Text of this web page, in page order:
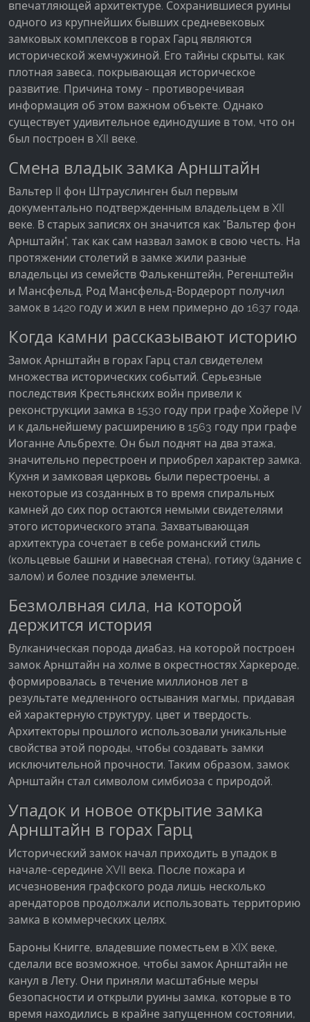
впечатляющей архитектуре. Сохранившиеся руины
одного из крупнейших бывших средневековых
замковых комплексов в горах Гарц являются
исторической жемчужиной. Его тайны скрыты, как
плотная завеса, покрывающая историческое
развитие. Причина тому - противоречивая
информация об этом важном объекте. Однако
существует удивительное единодушие в том, что он
был построен в XII веке.
Смена владык замка Арнштайн
Вальтер II фон Штрауслинген был первым
документально подтвержденным владельцем в XII
веке. В старых записях он значится как "Вальтер фон
Арнштайн", так как сам назвал замок в свою честь. На
протяжении столетий в замке жили разные
владельцы из семейств Фалькенштейн, Регенштейн
и Мансфельд. Род Мансфельд-Вордерорт получил
замок в 1420 году и жил в нем примерно до 1637 года.
Когда камни рассказывают историю
Замок Арнштайн в горах Гарц стал свидетелем
множества исторических событий. Серьезные
последствия Крестьянских войн привели к
реконструкции замка в 1530 году при графе Хойере IV
и к дальнейшему расширению в 1563 году при графе
Иоганне Альбрехте. Он был поднят на два этажа,
значительно перестроен и приобрел характер замка.
Кухня и замковая церковь были перестроены, а
некоторые из созданных в то время спиральных
камней до сих пор остаются немыми свидетелями
этого исторического этапа. Захватывающая
архитектура сочетает в себе романский стиль
(кольцевые башни и навесная стена), готику (здание с
залом) и более поздние элементы.
Безмолвная сила, на которой
держится история
Вулканическая порода диабаз, на которой построен
замок Арнштайн на холме в окрестностях Харкероде,
формировалась в течение миллионов лет в
результате медленного остывания магмы, придавая
ей характерную структуру, цвет и твердость.
Архитекторы прошлого использовали уникальные
свойства этой породы, чтобы создавать замки
исключительной прочности. Таким образом, замок
Арнштайн стал символом симбиоза с природой.
Упадок и новое открытие замка
Арнштайн в горах Гарц
Исторический замок начал приходить в упадок в
начале-середине XVII века. После пожара и
исчезновения графского рода лишь несколько
арендаторов продолжали использовать территорию
замка в коммерческих целях.
Бароны Книгге, владевшие поместьем в XIX веке,
сделали все возможное, чтобы замок Арнштайн не
канул в Лету. Они приняли масштабные меры
безопасности и открыли руины замка, которые в то
время находились в крайне запущенном состоянии,
Facebook Pixel
Name:
_fbp, fr, _fbq, fbq
Facebook Ireland Ltd.
Purpose:
Измерение рекламы и маркетинг
Cookie duration:
3 месяца - 1 год
СТАТИСТИКА
Статистические Cookies собирают информацию
анонимно. Эта информация помогает нам
понять, как наши посетители используют наш
сайт.
Google Analytics
Name:
_ga, _gid, _gac_gb_
Provider:
Google LLC
Purpose:
Сбор статистических данных об использовании
сайта
Cookie duration:
24 часа - 2 года